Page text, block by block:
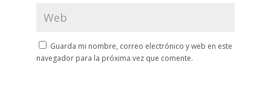
Guarda mi nombre, correo electrónico y web en este
navegador para la próxima vez que comente.